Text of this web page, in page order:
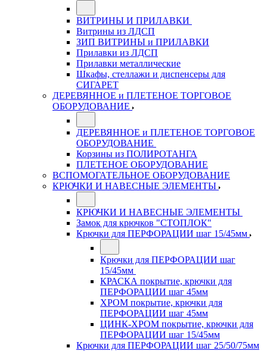
ВИТРИНЫ И ПРИЛАВКИ
Витрины из ЛДСП
ЗИП ВИТРИНЫ и ПРИЛАВКИ
Прилавки из ЛДСП
Прилавки металлические
Шкафы, стеллажи и диспенсеры для
СИГАРЕТ
ДЕРЕВЯННОЕ и ПЛЕТЕНОЕ ТОРГОВОЕ
ОБОРУДОВАНИЕ
ДЕРЕВЯННОЕ и ПЛЕТЕНОЕ ТОРГОВОЕ
ОБОРУДОВАНИЕ
Корзины из ПОЛИРОТАНГА
ПЛЕТЕНОЕ ОБОРУДОВАНИЕ
ВСПОМОГАТЕЛЬНОЕ ОБОРУДОВАНИЕ
КРЮЧКИ И НАВЕСНЫЕ ЭЛЕМЕНТЫ
КРЮЧКИ И НАВЕСНЫЕ ЭЛЕМЕНТЫ
Замок для крючков "СТОПЛОК"
Крючки для ПЕРФОРАЦИИ шаг 15/45мм
Крючки для ПЕРФОРАЦИИ шаг
15/45мм
КРАСКА покрытие, крючки для
ПЕРФОРАЦИИ шаг 45мм
ХРОМ покрытие, крючки для
ПЕРФОРАЦИИ шаг 45мм
ЦИНК-ХРОМ покрытие, крючки для
ПЕРФОРАЦИИ шаг 15/45мм
Крючки для ПЕРФОРАЦИИ шаг 25/50/75мм